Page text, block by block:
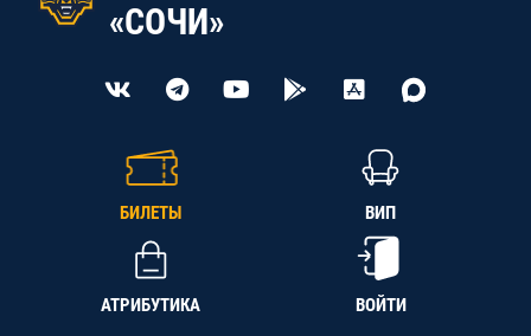
«СОЧИ»
БИЛЕТЫ ВИП
АТРИБУТИКА ВОЙТИ